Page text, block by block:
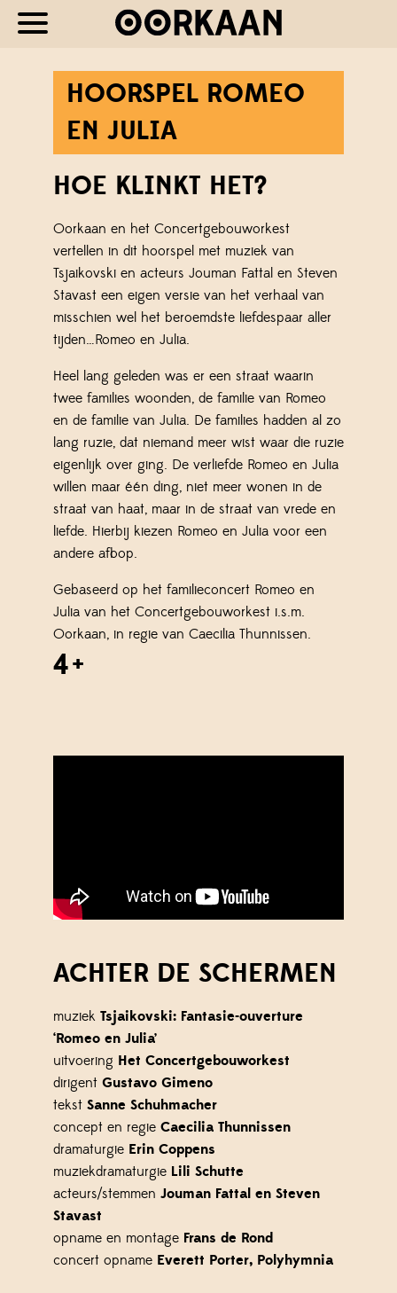
HOORSPEL ROMEO
EN JULIA
HOE KLINKT HET?
Oorkaan en het Concertgebouworkest
vertellen in dit hoorspel met muziek van
Tsjaikovski en acteurs Jouman Fattal en Steven
Stavast een eigen versie van het verhaal van
misschien wel het beroemdste liefdespaar aller
tijden…Romeo en Julia.
Heel lang geleden was er een straat waarin
twee families woonden, de familie van Romeo
en de familie van Julia. De families hadden al zo
lang ruzie, dat niemand meer wist waar die ruzie
eigenlijk over ging. De verliefde Romeo en Julia
willen maar één ding, niet meer wonen in de
straat van haat, maar in de straat van vrede en
liefde. Hierbij kiezen Romeo en Julia voor een
andere afloop.
Gebaseerd op het familieconcert Romeo en
Julia van het Concertgebouworkest i.s.m.
Oorkaan, in regie van Caecilia Thunnissen.
4+
ACHTER DE SCHERMEN
muziek Tsjaikovski: Fantasie-ouverture
‘Romeo en Julia’
uitvoering Het Concertgebouworkest
dirigent Gustavo Gimeno
tekst Sanne Schuhmacher
concept en regie Caecilia Thunnissen
dramaturgie Erin Coppens
muziekdramaturgie Lili Schutte
acteurs/stemmen Jouman Fattal en Steven
Stavast
opname en montage Frans de Rond
concert opname Everett Porter, Polyhymnia